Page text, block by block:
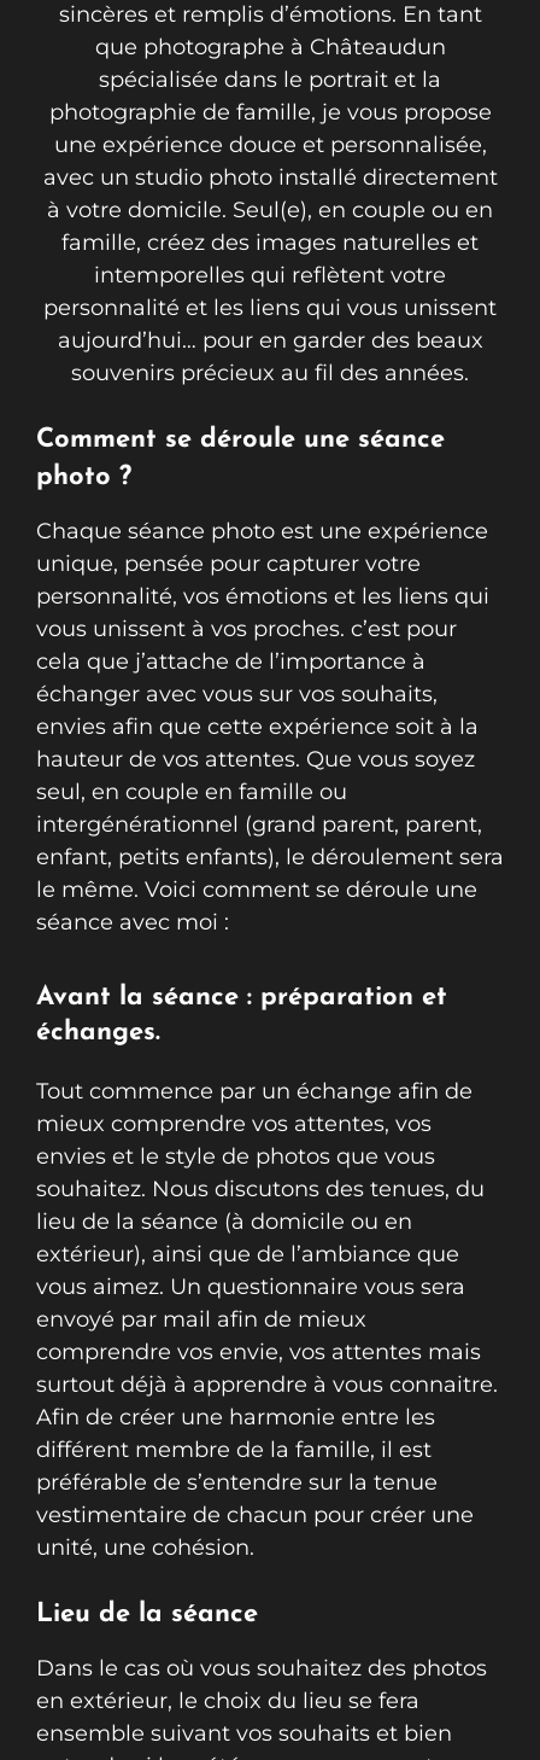
sincères et remplis d’émotions. En tant
que photographe à Châteaudun
spécialisée dans le portrait et la
photographie de famille, je vous propose
une expérience douce et personnalisée,
avec un studio photo installé directement
à votre domicile. Seul(e), en couple ou en
famille, créez des images naturelles et
intemporelles qui reflètent votre
personnalité et les liens qui vous unissent
aujourd’hui… pour en garder des beaux
souvenirs précieux au fil des années.
Comment se déroule une séance
photo ?
Chaque séance photo est une expérience
unique, pensée pour capturer votre
personnalité, vos émotions et les liens qui
vous unissent à vos proches. c’est pour
cela que j’attache de l’importance à
échanger avec vous sur vos souhaits,
envies afin que cette expérience soit à la
hauteur de vos attentes. Que vous soyez
seul, en couple en famille ou
intergénérationnel (grand parent, parent,
enfant, petits enfants), le déroulement sera
le même. Voici comment se déroule une
séance avec moi :
Avant la séance : préparation et
échanges.
Tout commence par un échange afin de
mieux comprendre vos attentes, vos
envies et le style de photos que vous
souhaitez. Nous discutons des tenues, du
lieu de la séance (à domicile ou en
extérieur), ainsi que de l’ambiance que
vous aimez. Un questionnaire vous sera
envoyé par mail afin de mieux
comprendre vos envie, vos attentes mais
surtout déjà à apprendre à vous connaitre.
Afin de créer une harmonie entre les
différent membre de la famille, il est
préférable de s’entendre sur la tenue
vestimentaire de chacun pour créer une
unité, une cohésion.
Lieu de la séance
Dans le cas où vous souhaitez des photos
en extérieur, le choix du lieu se fera
ensemble suivant vos souhaits et bien